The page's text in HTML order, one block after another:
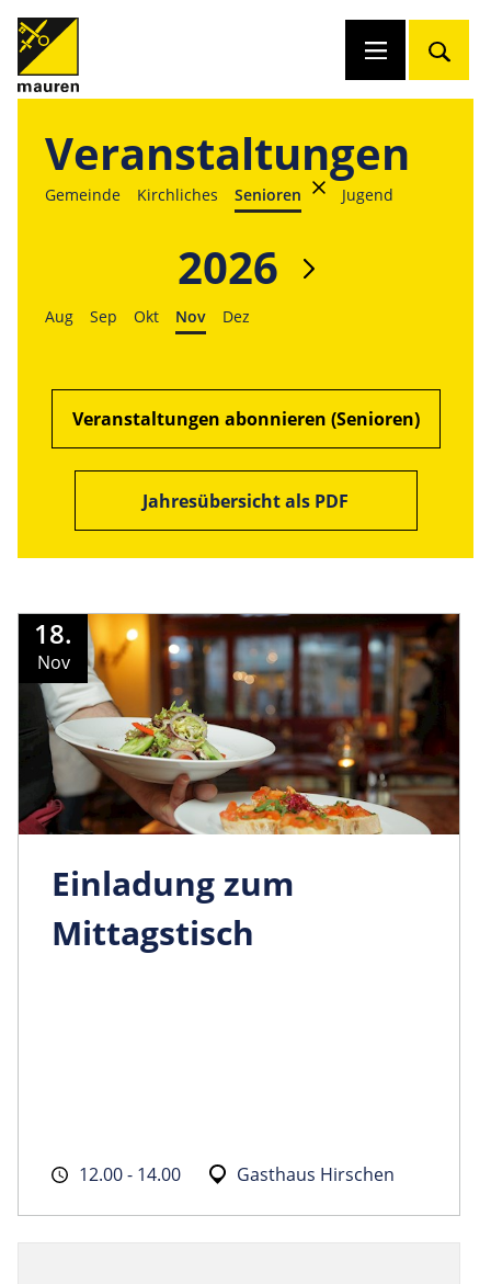
Veranstaltungen
Gemeinde Kirchliches Senioren Jugend
2026
Aug Sep Okt Nov Dez
Veranstaltungen abonnieren (Senioren)
Jahresübersicht als PDF
18.
Nov
Einladung zum
Mittagstisch
12.00 - 14.00 Gasthaus Hirschen